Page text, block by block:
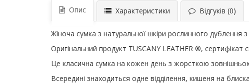
Опис Характеристики Відгуків (0)
Жіноча сумка з натуральної шкіри рослинного дублення
Оригінальний продукт TUSCANY LEATHER ®, сертифікат
Це класична сумка на кожен день з жорсткою
Всередині знаходиться одне відділення, кишеня на